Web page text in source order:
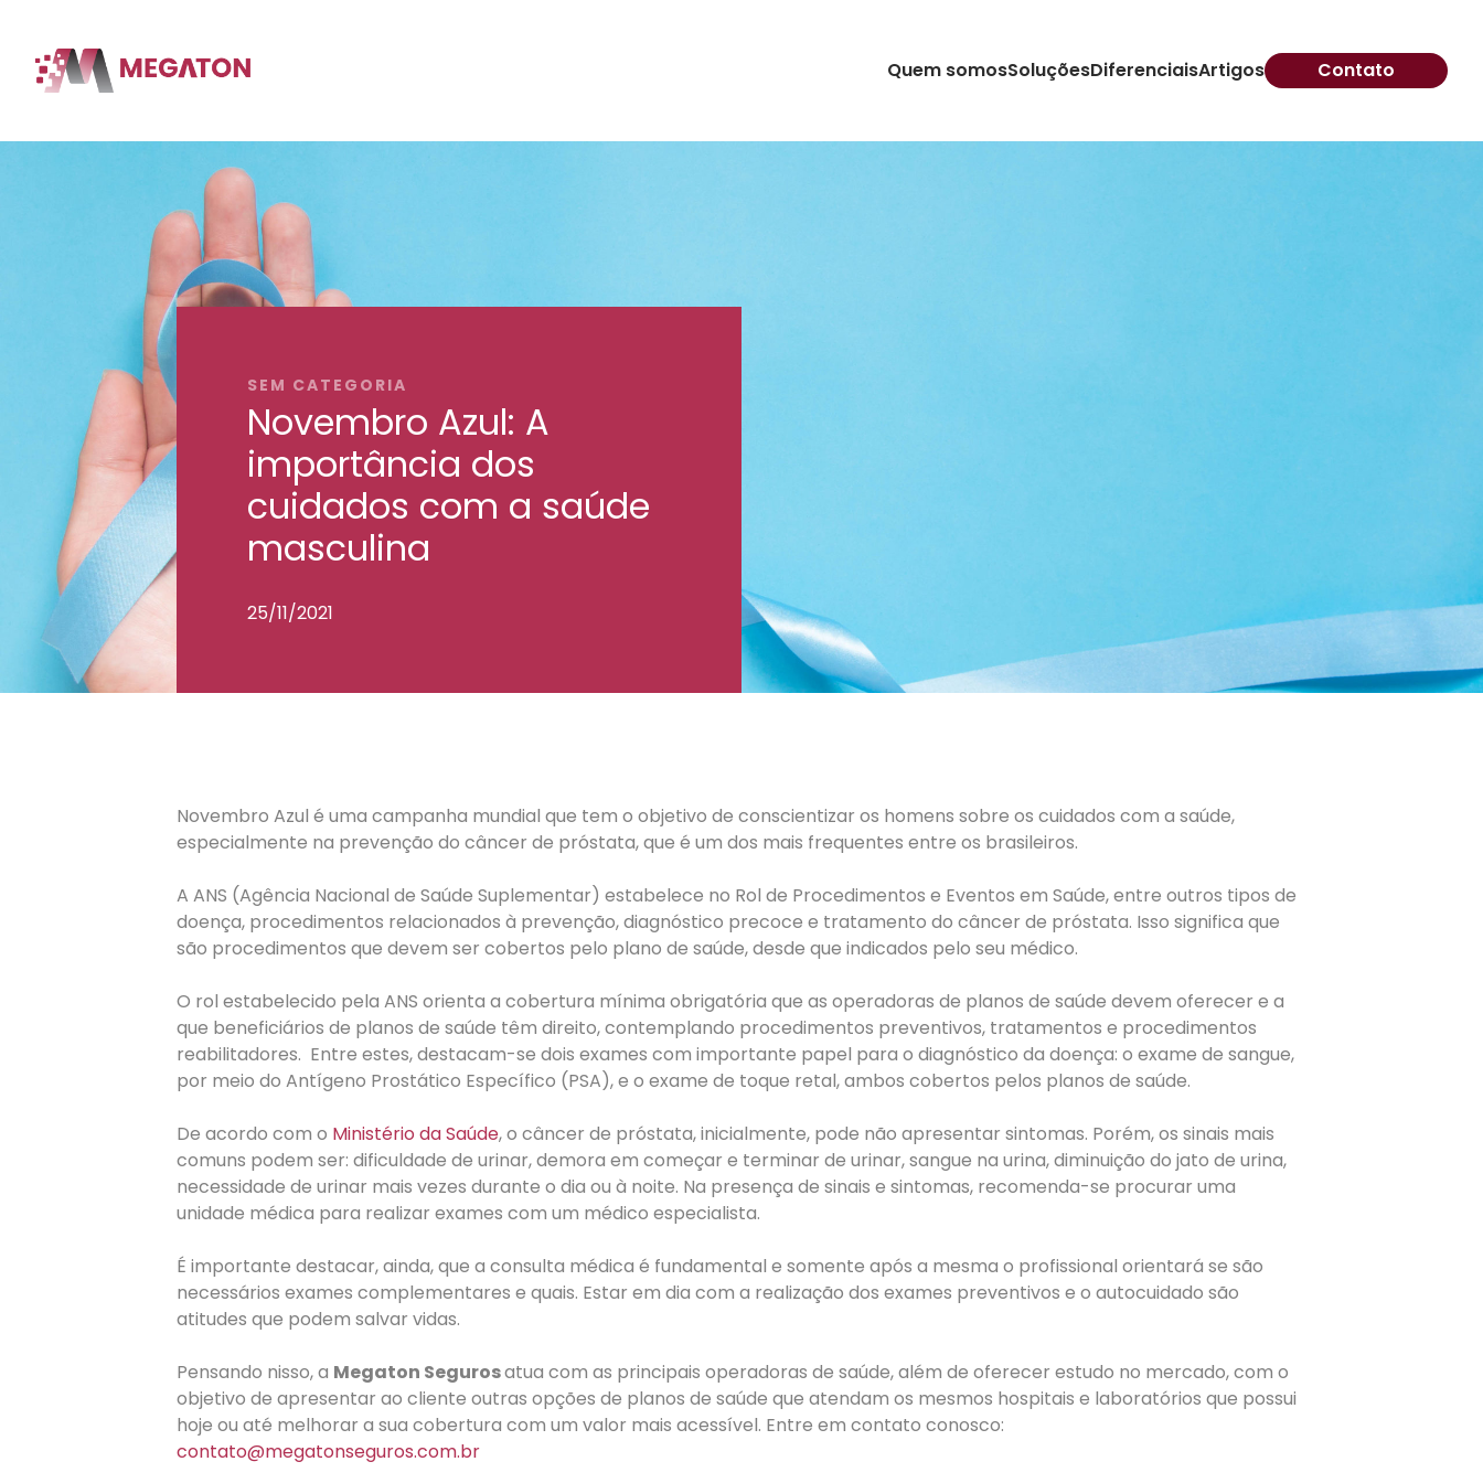
Quem somosSoluçõesDiferenciaisArtigos Contato
SEM CATEGORIA
Novembro Azul: A
importância dos
cuidados com a saúde
masculina
25/11/2021
Novembro Azul é uma campanha mundial que tem o objetivo de conscientizar os homens sobre os cuidados com a saúde,
especialmente na prevenção do câncer de próstata, que é um dos mais frequentes entre os brasileiros.
A ANS (Agência Nacional de Saúde Suplementar) estabelece no Rol de Procedimentos e Eventos em Saúde, entre outros tipos de
doença, procedimentos relacionados à prevenção, diagnóstico precoce e tratamento do câncer de próstata. Isso significa que
são procedimentos que devem ser cobertos pelo plano de saúde, desde que indicados pelo seu médico.
O rol estabelecido pela ANS orienta a cobertura mínima obrigatória que as operadoras de planos de saúde devem oferecer e a
que beneficiários de planos de saúde têm direito, contemplando procedimentos preventivos, tratamentos e procedimentos
reabilitadores. Entre estes, destacam-se dois exames com importante papel para o diagnóstico da doença: o exame de sangue,
por meio do Antígeno Prostático Específico (PSA), e o exame de toque retal, ambos cobertos pelos planos de saúde.
De acordo com o Ministério da Saúde, o câncer de próstata, inicialmente, pode não apresentar sintomas. Porém, os sinais mais
comuns podem ser: dificuldade de urinar, demora em começar e terminar de urinar, sangue na urina, diminuição do jato de urina,
necessidade de urinar mais vezes durante o dia ou à noite. Na presença de sinais e sintomas, recomenda-se procurar uma
unidade médica para realizar exames com um médico especialista.
É importante destacar, ainda, que a consulta médica é fundamental e somente após a mesma o profissional orientará se são
necessários exames complementares e quais. Estar em dia com a realização dos exames preventivos e o autocuidado são
atitudes que podem salvar vidas.
Pensando nisso, a Megaton Segurosatua com as principais operadoras de saúde, além de oferecer estudo no mercado, com o
objetivo de apresentar ao cliente outras opções de planos de saúde que atendam os mesmos hospitais e laboratórios que possui
hoje ou até melhorar a sua cobertura com um valor mais acessível. Entre em contato conosco:
contato@megatonseguros.com.br